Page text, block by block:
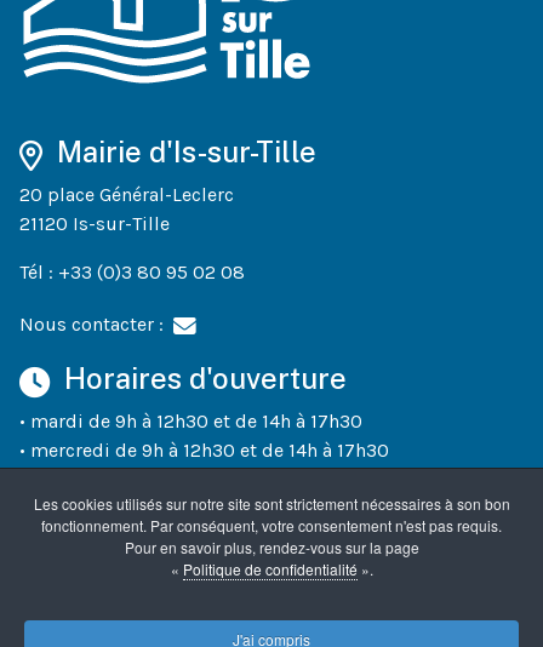
Mairie d'Is-sur-Tille
20 place Général-Leclerc
21120 Is-sur-Tille
Tél : +33 (0)3 80 95 02 08
Nous contacter :
Horaires d'ouverture
• mardi de 9h à 12h30 et de 14h à 17h30
• mercredi de 9h à 12h30 et de 14h à 17h30
• vendredi de 9h à 12h30 et de 14h à 17h30
• un samedi sur deux (semaines paires) de 10h à 12h
Accueil Mentions légales Confidentialité
Les cookies utilisés sur notre site sont strictement nécessaires à son bon
fonctionnement. Par conséquent, votre consentement n'est pas requis.
Pour en savoir plus, rendez-vous sur la page
« Politique de confidentialité ».
J'ai compris